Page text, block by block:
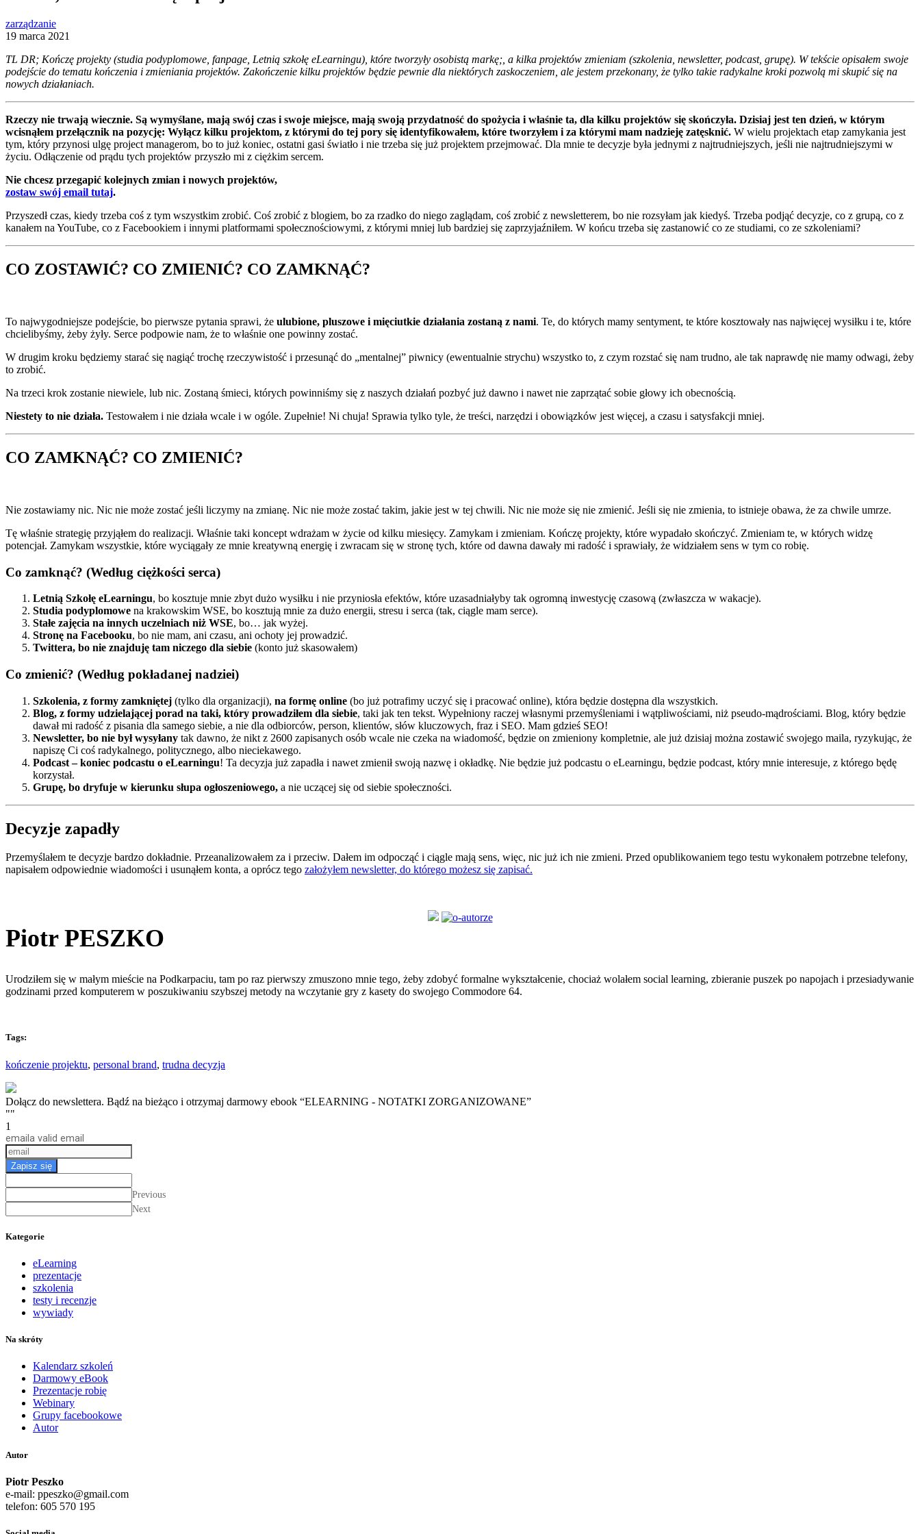
zarządzanie
19 marca 2021
TL DR; Kończę projekty (studia podyplomowe, fanpage, Letnią szkołę eLearningu), które tworzyły osobistą markę;, a kilka projektów zmieniam (szkolenia, newsletter, podcast, grupę). W tekście opisałem swoje
podejście do tematu kończenia i zmieniania projektów. Zakończenie kilku projektów będzie pewnie dla niektórych zaskoczeniem, ale jestem przekonany, że tylko takie radykalne kroki pozwolą mi skupić się na
nowych działaniach.
Rzeczy nie trwają wiecznie. Są wymyślane, mają swój czas i swoje miejsce, mają swoją przydatność do spożycia i właśnie ta, dla kilku projektów się skończyła. Dzisiaj jest ten dzień, w którym
wcisnąłem przełącznik na pozycję: Wyłącz kilku projektom, z którymi do tej pory się identyfikowałem, które tworzyłem i za którymi mam nadzieję zatęsknić. W wielu projektach etap zamykania jest
tym, który przynosi ulgę project managerom, bo to już koniec, ostatni gasi światło i nie trzeba się już projektem przejmować. Dla mnie te decyzje była jednymi z najtrudniejszych, jeśli nie najtrudniejszymi w
życiu. Odłączenie od prądu tych projektów przyszło mi z ciężkim sercem.
Nie chcesz przegapić kolejnych zmian i nowych projektów,
zostaw swój email tutaj.
Przyszedł czas, kiedy trzeba coś z tym wszystkim zrobić. Coś zrobić z blogiem, bo za rzadko do niego zaglądam, coś zrobić z newsletterem, bo nie rozsyłam jak kiedyś. Trzeba podjąć decyzje, co z grupą, co z
kanałem na YouTube, co z Facebookiem i innymi platformami społecznościowymi, z którymi mniej lub bardziej się zaprzyjaźniłem. W końcu trzeba się zastanowić co ze studiami, co ze szkoleniami?
CO ZOSTAWIĆ? CO ZMIENIĆ? CO ZAMKNĄĆ?
To najwygodniejsze podejście, bo pierwsze pytania sprawi, że ulubione, pluszowe i mięciutkie działania zostaną z nami. Te, do których mamy sentyment, te które kosztowały nas najwięcej wysiłku i te, które
chcielibyśmy, żeby żyły. Serce podpowie nam, że to właśnie one powinny zostać.
W drugim kroku będziemy starać się nagiąć trochę rzeczywistość i przesunąć do „mentalnej” piwnicy (ewentualnie strychu) wszystko to, z czym rozstać się nam trudno, ale tak naprawdę nie mamy odwagi, żeby
to zrobić.
Na trzeci krok zostanie niewiele, lub nic. Zostaną śmieci, których powinniśmy się z naszych działań pozbyć już dawno i nawet nie zaprzątać sobie głowy ich obecnością.
Niestety to nie działa. Testowałem i nie działa wcale i w ogóle. Zupełnie! Ni chuja! Sprawia tylko tyle, że treści, narzędzi i obowiązków jest więcej, a czasu i satysfakcji mniej.
CO ZAMKNĄĆ? CO ZMIENIĆ?
Nie zostawiamy nic. Nic nie może zostać jeśli liczymy na zmianę. Nic nie może zostać takim, jakie jest w tej chwili. Nic nie może się nie zmienić. Jeśli się nie zmienia, to istnieje obawa, że za chwile umrze.
Tę właśnie strategię przyjąłem do realizacji. Właśnie taki koncept wdrażam w życie od kilku miesięcy. Zamykam i zmieniam. Kończę projekty, które wypadało skończyć. Zmieniam te, w których widzę
potencjał. Zamykam wszystkie, które wyciągały ze mnie kreatywną energię i zwracam się w stronę tych, które od dawna dawały mi radość i sprawiały, że widziałem sens w tym co robię.
Co zamknąć? (Według ciężkości serca)
Letnią Szkołę eLearningu, bo kosztuje mnie zbyt dużo wysiłku i nie przyniosła efektów, które uzasadniałyby tak ogromną inwestycję czasową (zwłaszcza w wakacje).
Studia podyplomowe na krakowskim WSE, bo kosztują mnie za dużo energii, stresu i serca (tak, ciągle mam serce).
Stałe zajęcia na innych uczelniach niż WSE, bo… jak wyżej.
Stronę na Facebooku, bo nie mam, ani czasu, ani ochoty jej prowadzić.
Twittera, bo nie znajduję tam niczego dla siebie (konto już skasowałem)
Co zmienić? (Według pokładanej nadziei)
Szkolenia, z formy zamkniętej (tylko dla organizacji), na formę online (bo już potrafimy uczyć się i pracować online), która będzie dostępna dla wszystkich.
Blog, z formy udzielającej porad na taki, który prowadziłem dla siebie, taki jak ten tekst. Wypełniony raczej własnymi przemyśleniami i wątpliwościami, niż pseudo-mądrościami. Blog, który będzie
dawał mi radość z pisania dla samego siebie, a nie dla odbiorców, person, klientów, słów kluczowych, fraz i SEO. Mam gdzieś SEO!
Newsletter, bo nie był wysyłany tak dawno, że nikt z 2600 zapisanych osób wcale nie czeka na wiadomość, będzie on zmieniony kompletnie, ale już dzisiaj można zostawić swojego maila, ryzykując, że
napiszę Ci coś radykalnego, politycznego, albo nieciekawego.
Podcast – koniec podcastu o eLearningu! Ta decyzja już zapadła i nawet zmienił swoją nazwę i okładkę. Nie będzie już podcastu o eLearningu, będzie podcast, który mnie interesuje, z którego będę
korzystał.
Grupę, bo dryfuje w kierunku słupa ogłoszeniowego, a nie uczącej się od siebie społeczności.
Decyzje zapadły
Przemyślałem te decyzje bardzo dokładnie. Przeanalizowałem za i przeciw. Dałem im odpocząć i ciągle mają sens, więc, nic już ich nie zmieni. Przed opublikowaniem tego testu wykonałem potrzebne telefony,
napisałem odpowiednie wiadomości i usunąłem konta, a oprócz tego założyłem newsletter, do którego możesz się zapisać.
Piotr PESZKO
Urodziłem się w małym mieście na Podkarpaciu, tam po raz pierwszy zmuszono mnie tego, żeby zdobyć formalne wykształcenie, chociaż wolałem social learning, zbieranie puszek po napojach i przesiadywanie
godzinami przed komputerem w poszukiwaniu szybszej metody na wczytanie gry z kasety do swojego Commodore 64.
Tags:
kończenie projektu, personal brand, trudna decyzja
Dołącz do newslettera. Bądź na bieżąco i otrzymaj darmowy ebook “ELEARNING - NOTATKI ZORGANIZOWANE”
""
1
email a valid email
Zapisz się
Previous
Next
Kategorie
eLearning
prezentacje
szkolenia
testy i recenzje
wywiady
Na skróty
Kalendarz szkoleń
Darmowy eBook
Prezentacje robię
Webinary
Grupy facebookowe
Autor
Autor
Piotr Peszko
e-mail: ppeszko@gmail.com
telefon: 605 570 195